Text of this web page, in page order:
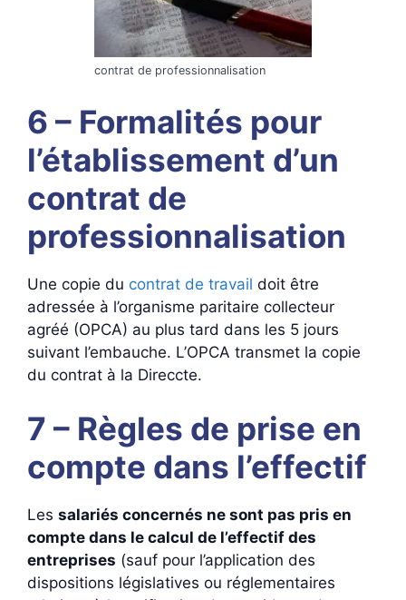
contrat de professionnalisation
6 – Formalités pour
l’établissement d’un
contrat de
professionnalisation
Une copie du contrat de travail doit être
adressée à l’organisme paritaire collecteur
agréé (OPCA) au plus tard dans les 5 jours
suivant l’embauche. L’OPCA transmet la copie
du contrat à la Direccte.
7 – Règles de prise en
compte dans l’effectif
Les salariés concernés ne sont pas pris en
compte dans le calcul de l’effectif des
entreprises (sauf pour l’application des
dispositions législatives ou réglementaires